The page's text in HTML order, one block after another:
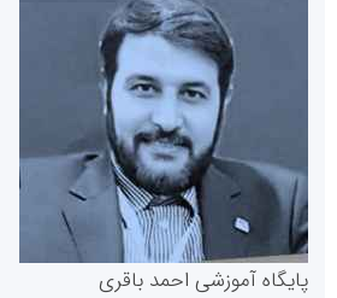
پایگاه آموزشی احمد باقری